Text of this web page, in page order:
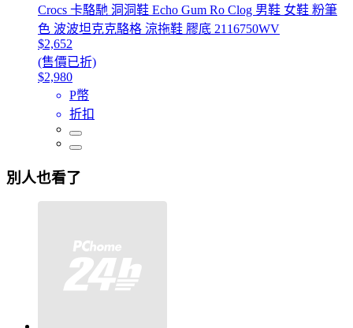
Crocs 卡駱馳 洞洞鞋 Echo Gum Ro Clog 男鞋 女鞋 粉筆
色 波波坦克克駱格 涼拖鞋 膠底 2116750WV
$2,652
(售價已折)
$2,980
P幣
折扣
別人也看了